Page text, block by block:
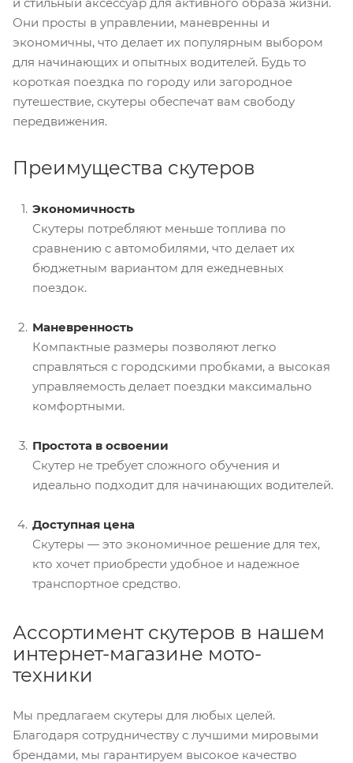
Они просты в управлении, маневренны и
экономичны, что делает их популярным выбором
для начинающих и опытных водителей. Будь то
короткая поездка по городу или загородное
путешествие, скутеры обеспечат вам свободу
передвижения.
Преимущества скутеров
Экономичность
Скутеры потребляют меньше топлива по
сравнению с автомобилями, что делает их
бюджетным вариантом для ежедневных
поездок.
Маневренность
Компактные размеры позволяют легко
справляться с городскими пробками, а высокая
управляемость делает поездки максимально
комфортными.
Простота в освоении
Скутер не требует сложного обучения и
идеально подходит для начинающих водителей.
Доступная цена
Скутеры — это экономичное решение для тех,
кто хочет приобрести удобное и надежное
транспортное средство.
Ассортимент скутеров в нашем
интернет-магазине мото-
техники
Мы предлагаем скутеры для любых целей.
Благодаря сотрудничеству с лучшими мировыми
брендами, мы гарантируем высокое качество